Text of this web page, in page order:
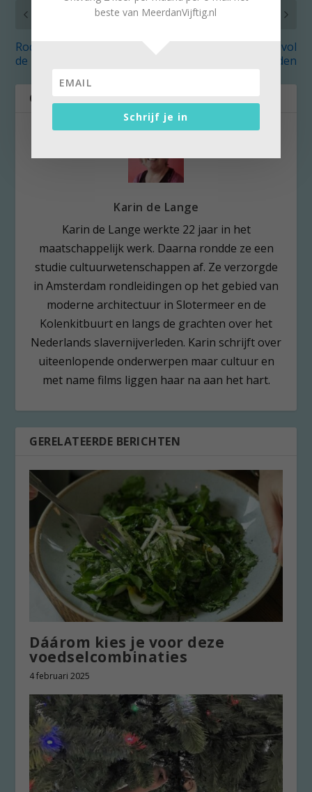
Rode Valeriaan kleurt
de zomer op je terras
Rondje Zeeland vol
heerlijkheden
OVER DE AUTEUR
Karin de Lange
Karin de Lange werkte 22 jaar in het
maatschappelijk werk. Daarna rondde ze een
studie cultuurwetenschappen af. Ze verzorgde
in Amsterdam rondleidingen op het gebied van
moderne architectuur in Slotermeer en de
Kolenkitbuurt en langs de grachten over het
Nederlands slavernijverleden. Karin schrijft over
uiteenlopende onderwerpen maar cultuur en
met name films liggen haar na aan het hart.
GERELATEERDE BERICHTEN
Dáárom kies je voor deze
voedselcombinaties
4 februari 2025
beste van MeerdanVijftig.nl
Schrijf je in